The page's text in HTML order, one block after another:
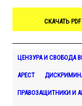
СКАЧАТЬ PDF
ЦЕНЗУРА И СВОБОДА
АРЕСТ
ПРАВОЗАЩИТНИКИ И